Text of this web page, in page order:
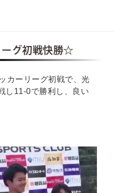
ーグ初戦快勝☆
カーリーグ初戦で、光
し11-0で勝利し、良い